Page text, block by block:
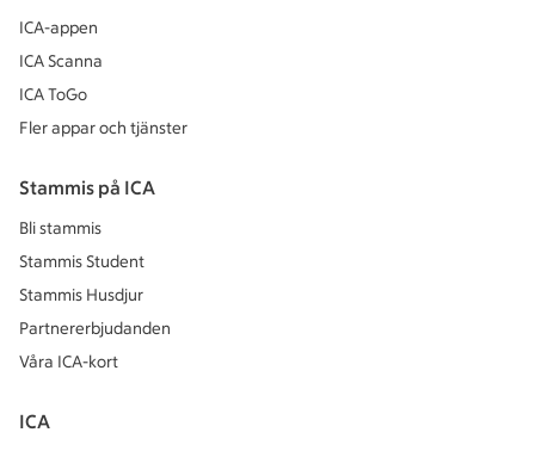
ICA-appen
ICA Scanna
ICA ToGo
Fler appar och tjänster
Stammis på ICA
Bli stammis
Stammis Student
Stammis Husdjur
Partnererbjudanden
Våra ICA-kort
ICA